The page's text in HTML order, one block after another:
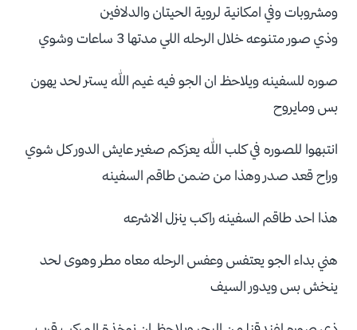
ومشروبات وفي امكانية لروية الحيتان والدلافين
وذي صور متنوعه خلال الرحله اللي مدتها 3 ساعات وشوي
صوره للسفينه ويلاحظ ان الجو فيه غيم الله يستر لحد يهون
بس ومايروح
انتبهوا للصوره في كلب الله يعزكم صغير عايش الدور كل شوي
وراح قعد صدر وهذا من ضمن طاقم السفينه
هذا احد طاقم السفينه راكب ينزل الاشرعه
هني بداء الجو يعتفس وعفس الرحله معاه مطر وهوى لحد
ينخش بس ويدور السيف